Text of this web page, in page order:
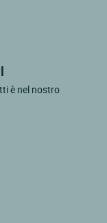
è nel nostro